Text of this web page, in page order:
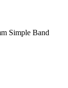
Simple Band